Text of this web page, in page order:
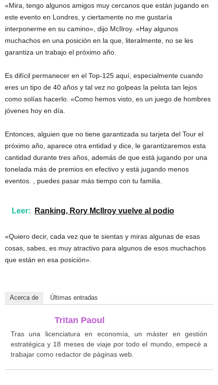
«Mira, tengo algunos amigos muy cercanos que están jugando en
este evento en Londres, y ciertamente no me gustaría
interponerme en su camino», dijo McIlroy. «Hay algunos
muchachos en una posición en la que, literalmente, no se les
garantiza un trabajo el próximo año.
Es difícil permanecer en el Top-125 aquí, especialmente cuando
eres un tipo de 40 años y tal vez no golpeas la pelota tan lejos
como solías hacerlo. «Como hemos visto, es un juego de hombres
jóvenes hoy en día.
Entonces, alguien que no tiene garantizada su tarjeta del Tour el
próximo año, aparece otra entidad y dice, le garantizaremos esta
cantidad durante tres años, además de que está jugando por una
tonelada más de premios en efectivo y está jugando menos
eventos. , puedes pasar más tiempo con tu familia.
Leer: Ranking, Rory McIlroy vuelve al podio
«Quiero decir, cada vez que te sientas y miras algunas de esas
cosas, sabes, es muy atractivo para algunos de esos muchachos
que están en esa posición».
Acerca de Últimas entradas
Tritan Paoul
Tras una licenciatura en economía, un máster en gestión
estratégica y 18 meses de viaje por todo el mundo, empecé a
trabajar como redactor de páginas web.